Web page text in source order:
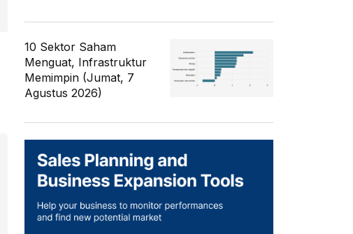
10 Sektor Saham
Menguat, Infrastruktur
Memimpin (Jumat, 7
Agustus 2026)